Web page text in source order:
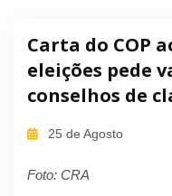
Carta do COP
eleições pede
conselhos de
25 de Agosto
Foto: CRA